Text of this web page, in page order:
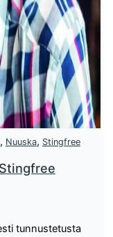
, Nuuska, Stingfree
tunnustetusta